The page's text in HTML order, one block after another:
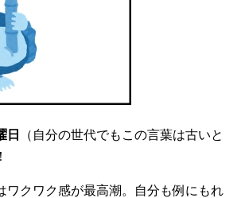
日
（自分の世代でもこの言葉は古いと
ワクワク感が最高潮。自分も例にもれ